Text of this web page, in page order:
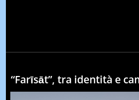
“Farīsāt”, tra identità e